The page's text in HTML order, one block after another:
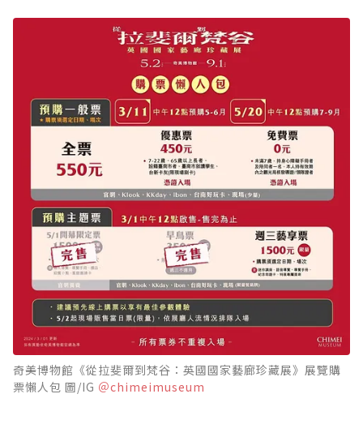
奇美博物館《從拉斐爾到梵谷：英國國家藝廊珍藏展》展覽購
票懶人包 圖/IG ＠chimeimuseum